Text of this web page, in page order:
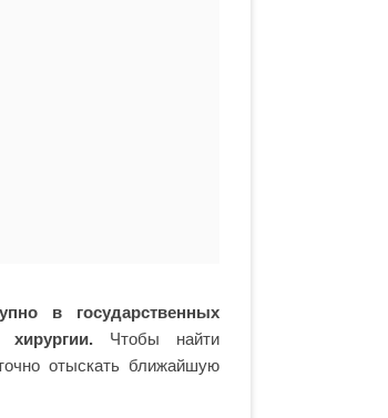
в государственных
Чтобы найти
отыскать ближайшую